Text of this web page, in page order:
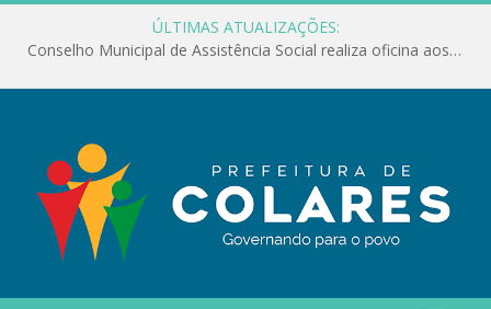
ÚLTIMAS ATUALIZAÇÕES:
Conselho Municipal de Assistência Social realiza oficina aos servidores